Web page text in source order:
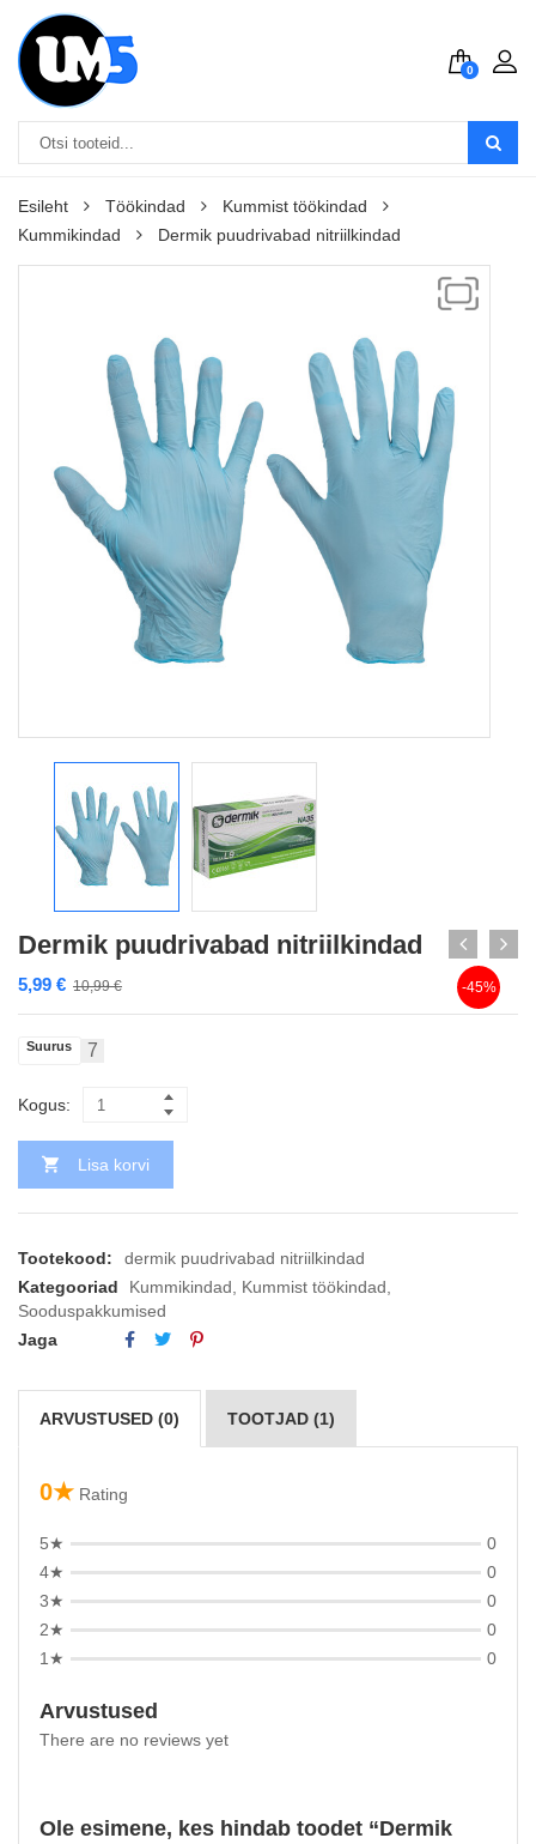
0
Esileht Töökindad
Kummist töökindad
Kummikindad
Dermik puudrivabad nitriilkindad
Dermik puudrivabad nitriilkindad
10,99€
5,99 € -45%
Suurus 7
Kogus:
Lisa korvi
Tootekood:
dermik puudrivabad nitriilkindad
Kategooriad
Kummikindad Kummist töökindad
Sooduspakkumised
Jaga
ARVUSTUSED (0) TOOTJAD (1)
0★ Rating
5★
0
4★
0
3★
0
2★
0
1★
0
Arvustused
There are no reviews yet
Ole esimene, kes hindab toodet “Dermik